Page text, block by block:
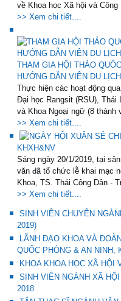
về Khoa học Xã hội và Công
>> Xem chi tiết....
THAM GIA HỘI THẢO
HƯỚNG DẪN VIÊN DU
Thực hiện các hoạt động
Đại học Rangsit (RSU), Thái
và Khoa Ngoại ngữ (8 thành
>> Xem chi tiết....
KHXH&NV
Sáng ngày 20/1/2019, tại
văn đã tổ chức lễ khai mạc
Khoa, TS. Thái Công Dân -
>> Xem chi tiết....
SINH VIÊN CHUYÊN
2019)
LÃNH ĐẠO KHOA VÀ
QUỐC PHÒNG & AN NINH,
KHOA KHOA HỌC XÃ
SINH VIÊN NGÀNH XÃ
2018